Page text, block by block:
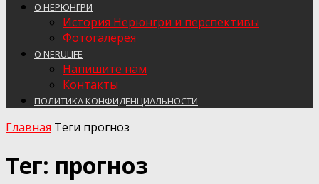
О НЕРЮНГРИ
История Нерюнгри и перспективы
Фотогалерея
О NERULIFE
Напишите нам
Контакты
ПОЛИТИКА КОНФИДЕНЦИАЛЬНОСТИ
Главная Теги прогноз
Тег: прогноз